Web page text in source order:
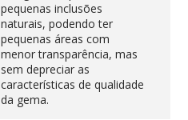
pequenas inclusões
naturais, podendo ter
pequenas áreas com
menor transparência, mas
sem depreciar as
características de qualidade
da gema.